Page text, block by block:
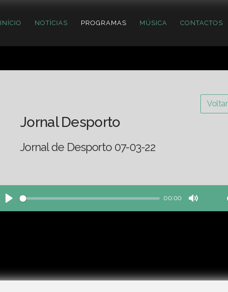
INÍCIO NOTÍCIAS PROGRAMAS MÚSICA CONTACTOS
Voltar
Jornal Desporto
Jornal de Desporto 07-03-22
Play
00:00
Mute